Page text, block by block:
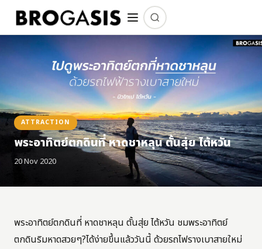
ATTRACTION
พระอาทิตย์ตกดินที่ หาดชาหลุน ตั้นสุ่ย ไต้หวัน
20 Nov 2020
พระอาทิตย์ตกดินที่ หาดชาหลุน ตั้นสุ่ย ไต้หวัน ชมพระอาทิตย์
ตกดินริมหาดสวยๆ?ได้ง่ายขึ้นแล้ววันนี้ ด้วยรถไฟรางเบาสายใหม่